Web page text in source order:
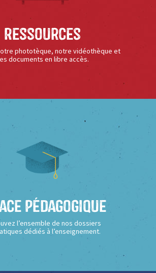
Ressources
phototèque, notre vidéothèque et
documents en libre accès.
Pédagogique
l’ensemble de nos dossiers
dédiés à l’enseignement.